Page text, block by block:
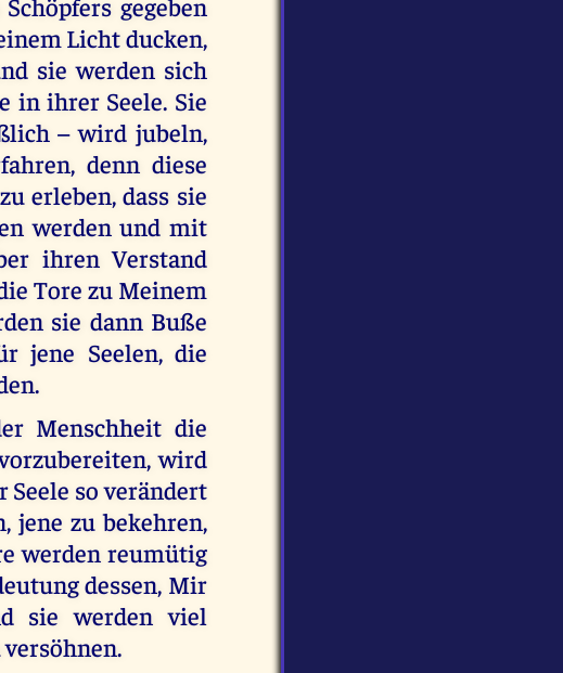
Licht ducken,
sie werden sich
in ihrer Seele. Sie
– wird jubeln,
denn diese
erleben, dass sie
werden und mit
ihren Verstand
Tore zu Meinem
sie dann Buße
jene Seelen, die
Menschheit die
wird
so verändert
jene zu bekehren,
werden reumütig
dessen, Mir
sie werden viel